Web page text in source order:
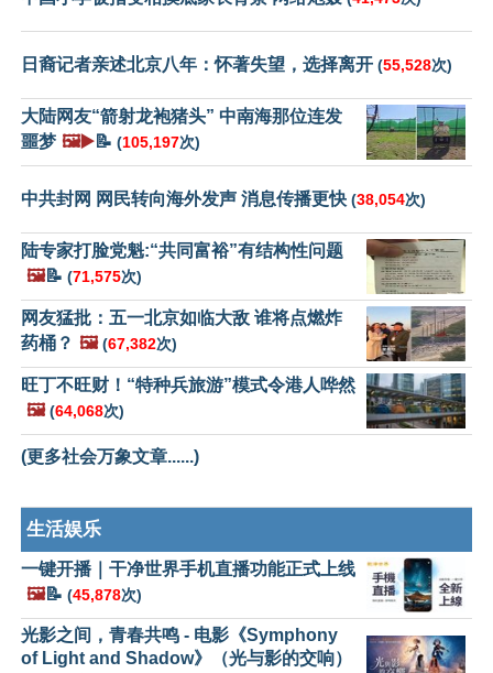
日裔记者亲述北京八年：怀著失望，选择离开 (55,528次)
大陆网友“箭射龙袍猪头” 中南海那位连发
噩梦 🖼️▶️📝 (105,197次)
中共封网 网民转向海外发声 消息传播更快 (38,054次)
陆专家打脸党魁:“共同富裕”有结构性问题
🖼️📝 (71,575次)
网友猛批：五一北京如临大敌 谁将点燃炸
药桶？ 🖼️ (67,382次)
旺丁不旺财！“特种兵旅游”模式令港人哗然
🖼️ (64,068次)
(更多社会万象文章......)
生活娱乐
一键开播｜干净世界手机直播功能正式上线
🖼️📝 (45,878次)
光影之间，青春共鸣 - 电影《Symphony
of Light and Shadow》（光与影的交响）